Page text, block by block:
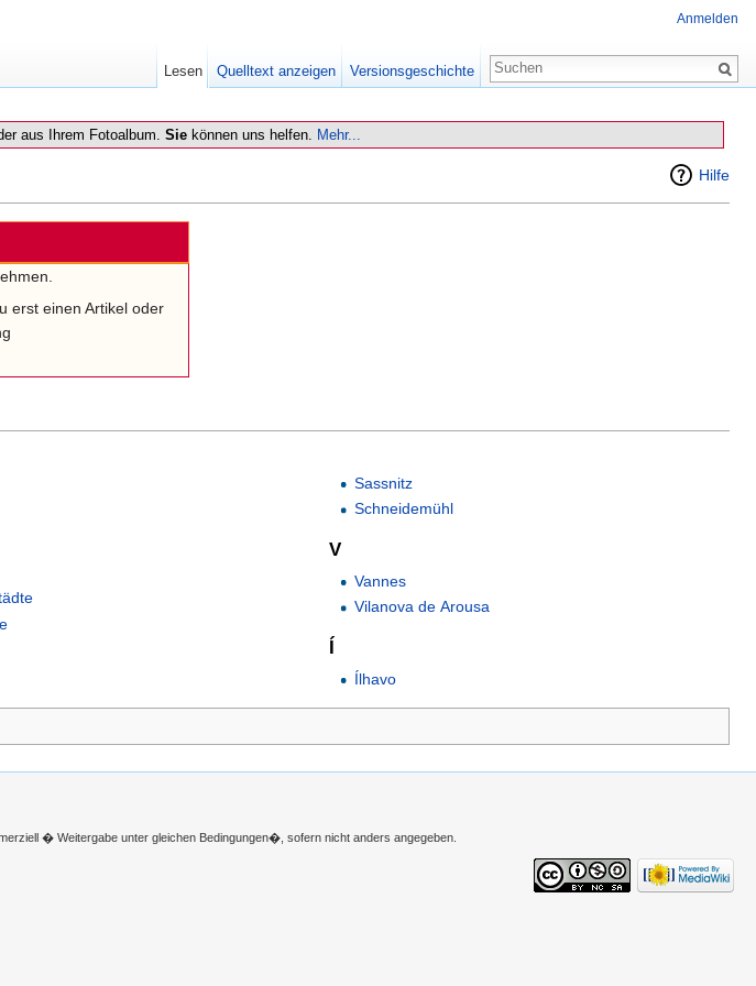
aus Ihrem Fotoalbum. Sie können uns helfen. Mehr...
Hilfe
erst einen Artikel oder
Sassnitz
Schneidemühl
V
Vannes
Vilanova de Arousa
Í
Ílhavo
Anmelden
Lesen Quelltext anzeigen Versionsgeschichte
� Weitergabe unter gleichen Bedingungen�, sofern nicht anders angegeben.